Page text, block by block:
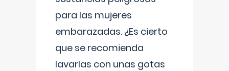
para las mujeres
embarazadas. ¿Es cierto
que se recomienda
lavarlas con unas gotas